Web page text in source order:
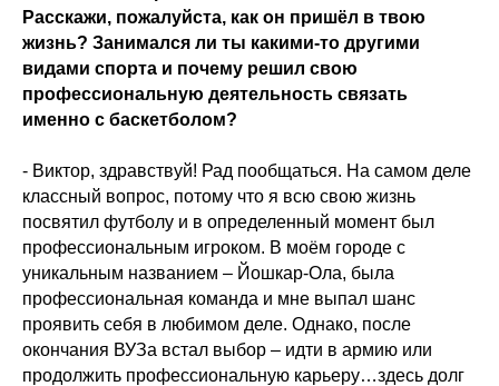
Расскажи, пожалуйста, как он пришёл в твою
жизнь? Занимался ли ты какими-то другими
видами спорта и почему решил свою
профессиональную деятельность связать
именно с баскетболом?
- Виктор, здравствуй! Рад пообщаться. На самом деле
классный вопрос, потому что я всю свою жизнь
посвятил футболу и в определенный момент был
профессиональным игроком. В моём городе с
уникальным названием – Йошкар-Ола, была
профессиональная команда и мне выпал шанс
проявить себя в любимом деле. Однако, после
окончания ВУЗа встал выбор – идти в армию или
продолжить профессиональную карьеру…здесь долг